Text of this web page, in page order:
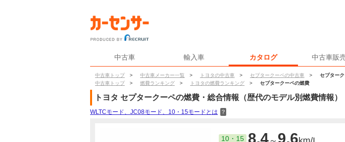
中古車 輸入車 カタログ 中古車販
中古車トップ > 中古車メーカー一覧 > トヨタの中古車 > セプタークーペの中古車 >
セプター
中古車トップ
> 燃費ランキング > トヨタの燃費ランキング > セプタークーペの燃費
トヨタ セプタークーペの燃費・総合情報（歴代のモデル別燃費情報）
WLTCモード、JC08モード、10・15モードとは ？
10・15 8.4 9.6